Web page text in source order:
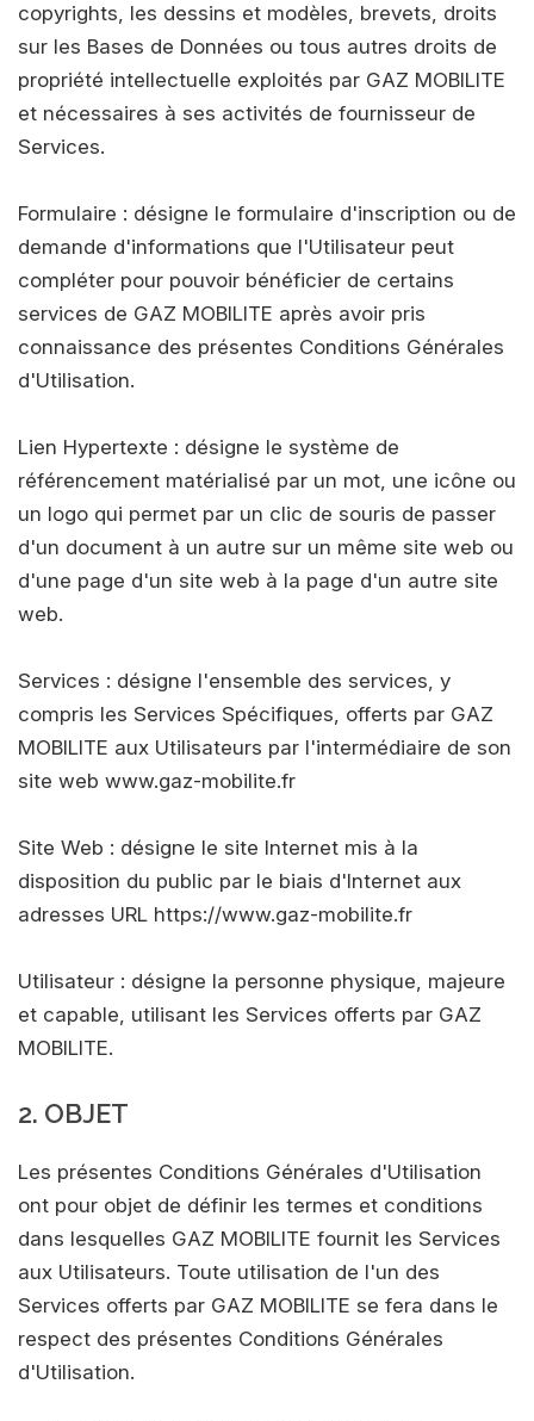
copyrights, les dessins et modèles, brevets, droits
sur les Bases de Données ou tous autres droits de
propriété intellectuelle exploités par GAZ MOBILITE
et nécessaires à ses activités de fournisseur de
Services.
Formulaire : désigne le formulaire d'inscription ou de
demande d'informations que l'Utilisateur peut
compléter pour pouvoir bénéficier de certains
services de GAZ MOBILITE après avoir pris
connaissance des présentes Conditions Générales
d'Utilisation.
Lien Hypertexte : désigne le système de
référencement matérialisé par un mot, une icône ou
un logo qui permet par un clic de souris de passer
d'un document à un autre sur un même site web ou
d'une page d'un site web à la page d'un autre site
web.
Services : désigne l'ensemble des services, y
compris les Services Spécifiques, offerts par GAZ
MOBILITE aux Utilisateurs par l'intermédiaire de son
site web www.gaz-mobilite.fr
Site Web : désigne le site Internet mis à la
disposition du public par le biais d'Internet aux
adresses URL https://www.gaz-mobilite.fr
Utilisateur : désigne la personne physique, majeure
et capable, utilisant les Services offerts par GAZ
MOBILITE.
2. OBJET
Les présentes Conditions Générales d'Utilisation
ont pour objet de définir les termes et conditions
dans lesquelles GAZ MOBILITE fournit les Services
aux Utilisateurs. Toute utilisation de l'un des
Services offerts par GAZ MOBILITE se fera dans le
respect des présentes Conditions Générales
d'Utilisation.